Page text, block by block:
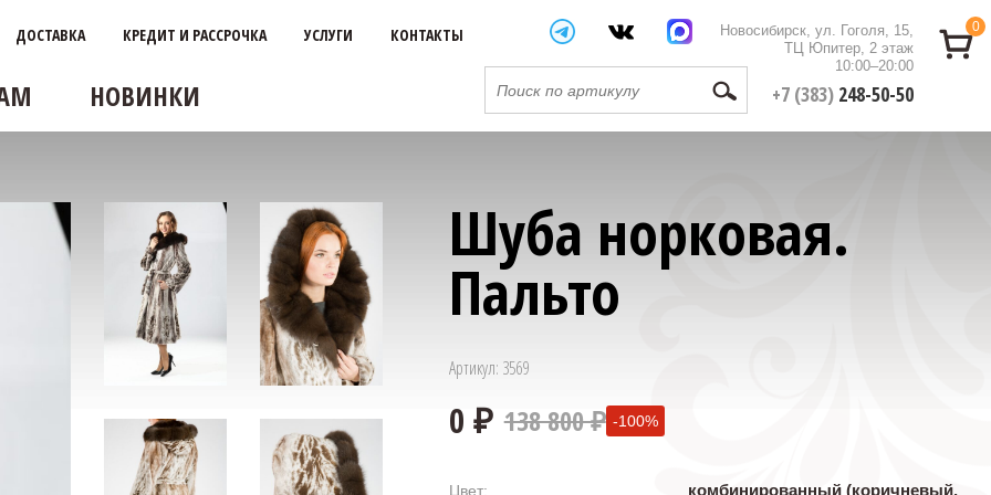
Новосибирск, ул. Гоголя, 15,
ТЦ Юпитер, 2 этаж
10:00–20:00
+7 (383) 248-50-50
ДОСТАВКА КРЕДИТ И РАССРОЧКА УСЛУГИ КОНТАКТЫ
НОВИНКИ
0
Шуба норковая.
Пальто
Артикул: 3569
138 800 ₽ -100%
Цвет:
комбинированный (коричневый,